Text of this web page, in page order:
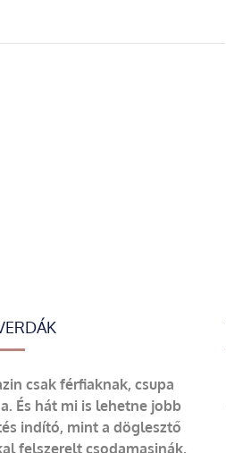
csak férfiaknak, csupa
És hát mi is lehetne jobb
indító, mint a döglesztő
felszerelt csodamasinák,